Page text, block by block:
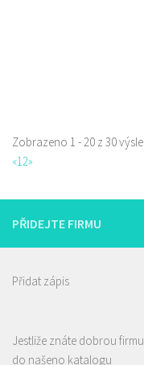
Pizza Lípa
Zobrazeno 1 - 20 z 30
«12»
PŘIDEJTE FIRMU
Přidat zápis
Jestliže znáte dobrou
do našeno katalogu